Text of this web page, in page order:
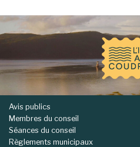
Avis publics
Membres du conseil
Séances du conseil
Règlements municipaux